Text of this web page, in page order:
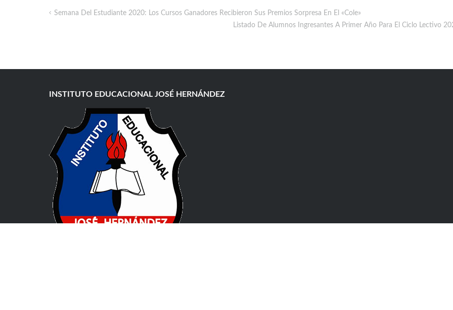
Semana Del Estudiante 2020: Los Cursos Ganadores Recibieron Sus Premios Sorpresa En El «cole»
Listado De Alumnos Ingresantes A Primer Año Para El Ciclo Lectivo
INSTITUTO EDUCACIONAL JOSÉ HERNÁNDEZ